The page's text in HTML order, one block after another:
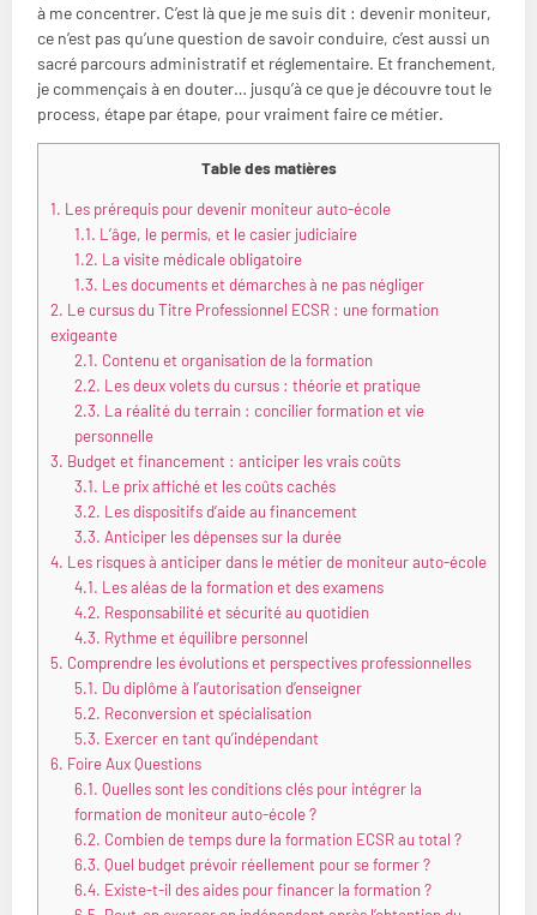
à me concentrer. C’est là que je me suis dit : devenir moniteur,
ce n’est pas qu’une question de savoir conduire, c’est aussi un
sacré parcours administratif et réglementaire. Et franchement,
je commençais à en douter… jusqu’à ce que je découvre tout le
process, étape par étape, pour vraiment faire ce métier.
Table des matières
1. Les prérequis pour devenir moniteur auto-école
1.1. L’âge, le permis, et le casier judiciaire
1.2. La visite médicale obligatoire
1.3. Les documents et démarches à ne pas négliger
2. Le cursus du Titre Professionnel ECSR : une formation
exigeante
2.1. Contenu et organisation de la formation
2.2. Les deux volets du cursus : théorie et pratique
2.3. La réalité du terrain : concilier formation et vie
personnelle
3. Budget et financement : anticiper les vrais coûts
3.1. Le prix affiché et les coûts cachés
3.2. Les dispositifs d’aide au financement
3.3. Anticiper les dépenses sur la durée
4. Les risques à anticiper dans le métier de moniteur auto-école
4.1. Les aléas de la formation et des examens
4.2. Responsabilité et sécurité au quotidien
4.3. Rythme et équilibre personnel
5. Comprendre les évolutions et perspectives professionnelles
5.1. Du diplôme à l’autorisation d’enseigner
5.2. Reconversion et spécialisation
5.3. Exercer en tant qu’indépendant
6. Foire Aux Questions
6.1. Quelles sont les conditions clés pour intégrer la
formation de moniteur auto-école ?
6.2. Combien de temps dure la formation ECSR au total ?
6.3. Quel budget prévoir réellement pour se former ?
6.4. Existe-t-il des aides pour financer la formation ?